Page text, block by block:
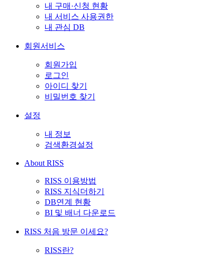
내 구매·신청 현황
내 서비스 사용권한
내 관심 DB
회원서비스
회원가입
로그인
아이디 찾기
비밀번호 찾기
설정
내 정보
검색환경설정
About RISS
RISS 이용방법
RISS 지식더하기
DB연계 현황
BI 및 배너 다운로드
RISS 처음 방문 이세요?
RISS란?